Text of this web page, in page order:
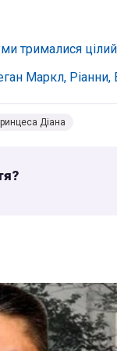
трималися
Маркл, Ріанни,
Діана